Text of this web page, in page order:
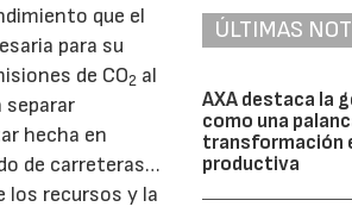
que el
para su
de CO2 al
separar
hecha en
de carreteras…
los recursos y la
ÚLTIMAS
AXA destaca la
como una
transformación
productiva